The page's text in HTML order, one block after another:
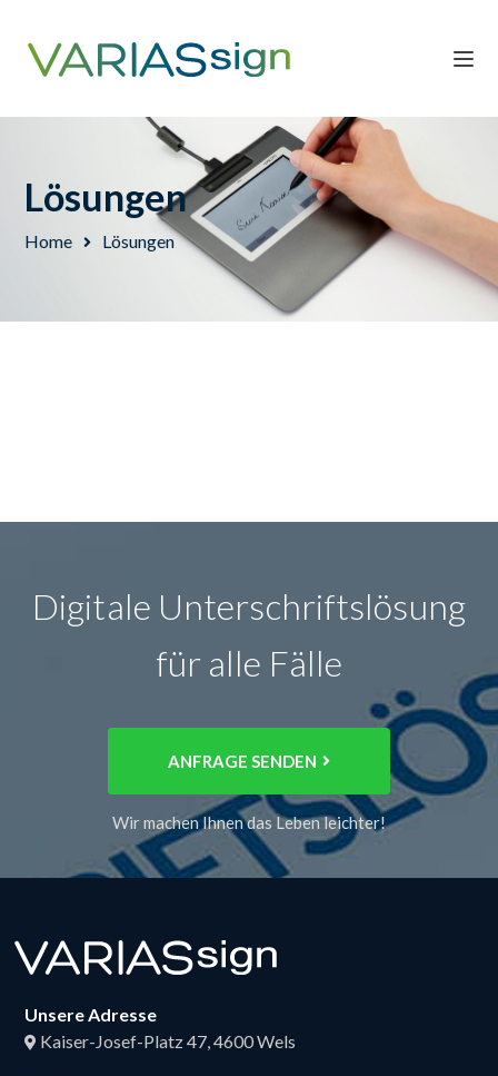
Lösungen
Home Lösungen
Digitale Unterschriftslösung
für alle Fälle
ANFRAGE SENDEN
Wir machen Ihnen das Leben leichter!
Unsere Adresse
Kaiser-Josef-Platz 47, 4600 Wels